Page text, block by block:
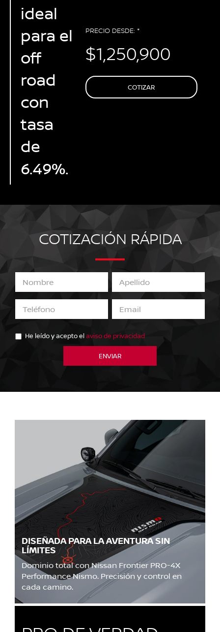
ideal
para el
off
road
con
tasa
de
6.49%.
PRECIO DESDE: *
$1,250,900
COTIZAR
COTIZACIÓN RÁPIDA
He leído y acepto elaviso de privacidad
DISEÑADA PARA LA AVENTURA SIN
LÍMITES
Dominio total con Nissan Frontier PRO-4X
Performance Nismo. Precisión y control en
cada camino.